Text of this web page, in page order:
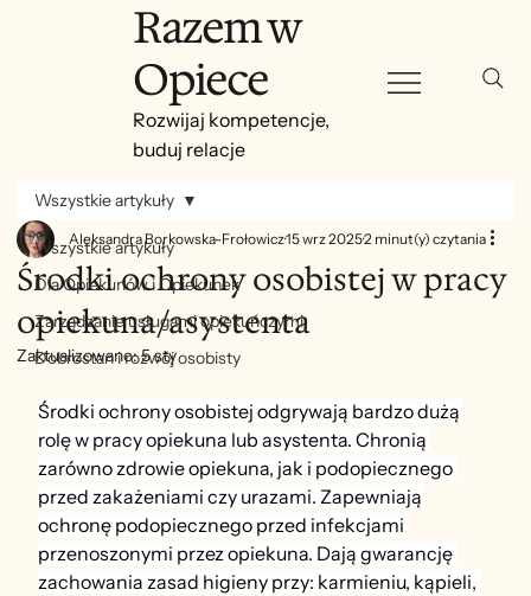
Razem w
Opiece
Rozwijaj kompetencje,
buduj relacje
Wszystkie artykuły
Dla Opiekunów i Opiekunek
Zarządzanie usługami opiekuńczymi
Dobrostan i rozwój osobisty
Wszystkie artykuły
Środki ochrony osobistej w pracy
opiekuna/asystenta
Aleksandra Borkowska-Frołowicz15 wrz 20252 minut(y) czytania
Zaktualizowano:5 sty
Środki ochrony osobistej odgrywają bardzo dużą
rolę w pracy opiekuna lub asystenta. Chronią
zarówno zdrowie opiekuna, jak i podopiecznego
przed zakażeniami czy urazami. Zapewniają
ochronę podopiecznego przed infekcjami
przenoszonymi przez opiekuna. Dają gwarancję
zachowania zasad higieny przy: karmieniu, kąpieli,